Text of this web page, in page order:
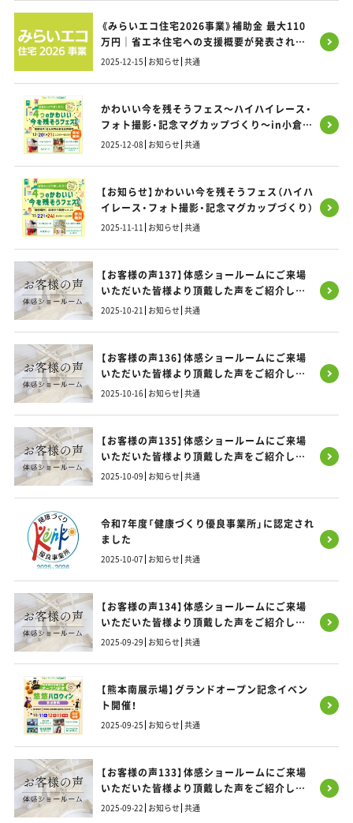
《みらいエコ住宅2026事業》補助金 最大110
万円｜省エネ住宅への支援概要が発表されま
した｜福岡・熊本・佐賀のお家づくり｜悠悠ホ
2025-12-15 お知らせ 共通
かわいい今を残そうフェス～ハイハイレース・
フォト撮影・記念マグカップづくり～in小倉北
区 開催のお知らせ
2025-12-08 お知らせ 共通
【お知らせ】かわいい今を残そうフェス（ハイハ
イレース・フォト撮影・記念マグカップづくり）
2025-11-11 お知らせ 共通
【お客様の声137】体感ショールームにご来場
いただいた皆様より頂戴した声をご紹介しま
す！
2025-10-21 お知らせ 共通
【お客様の声136】体感ショールームにご来場
いただいた皆様より頂戴した声をご紹介しま
す！
2025-10-16 お知らせ 共通
【お客様の声135】体感ショールームにご来場
いただいた皆様より頂戴した声をご紹介しま
す！
2025-10-09 お知らせ 共通
令和7年度「健康づくり優良事業所」に認定され
ました
2025-10-07 お知らせ 共通
【お客様の声134】体感ショールームにご来場
いただいた皆様より頂戴した声をご紹介しま
す！
2025-09-29 お知らせ 共通
【熊本南展示場】グランドオープン記念イベン
ト開催！
2025-09-25 お知らせ 共通
【お客様の声133】体感ショールームにご来場
いただいた皆様より頂戴した声をご紹介しま
す！
2025-09-22 お知らせ 共通